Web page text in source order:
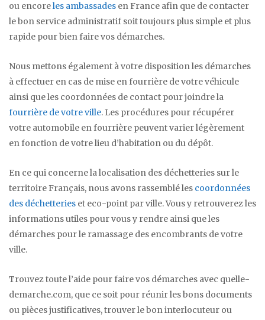
ou encoreles ambassades en France afin que de contacter
le bon service administratif soit toujours plus simple et plus
rapide pour bien faire vos démarches.
Nous mettons également à votre disposition les démarches
à effectuer en cas de mise en fourrière de votre véhicule
ainsi que les coordonnées de contact pour joindre la
fourrière de votre ville. Les procédures pour récupérer
votre automobile en fourrière peuvent varier légèrement
en fonction de votre lieu d’habitation ou du dépôt.
En ce qui concerne la localisation des déchetteries sur le
territoire Français, nous avons rassemblé les coordonnées
des déchetteries et eco-point par ville. Vous y retrouverez les
informations utiles pour vous y rendre ainsi que les
démarches pour le ramassage des encombrants de votre
ville.
Trouvez toute l’aide pour faire vos démarches avec quelle-
demarche.com, que ce soit pour réunir les bons documents
ou pièces justificatives, trouver le bon interlocuteur ou